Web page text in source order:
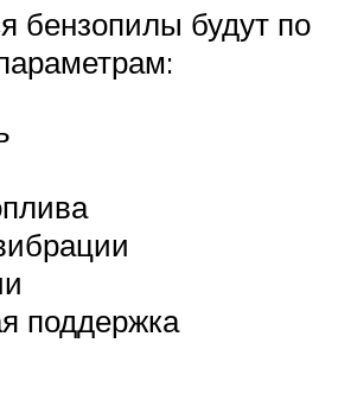
бензопилы будут по
поддержка